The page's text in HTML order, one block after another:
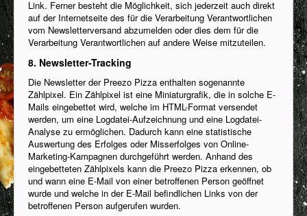
Link. Ferner besteht die Möglichkeit, sich jederzeit auch direkt
auf der Internetseite des für die Verarbeitung Verantwortlichen
vom Newsletterversand abzumelden oder dies dem für die
Verarbeitung Verantwortlichen auf andere Weise mitzuteilen.
8. Newsletter-Tracking
Die Newsletter der Preezo Pizza enthalten sogenannte
Zählpixel. Ein Zählpixel ist eine Miniaturgrafik, die in solche E-
Mails eingebettet wird, welche im HTML-Format versendet
werden, um eine Logdatei-Aufzeichnung und eine Logdatei-
Analyse zu ermöglichen. Dadurch kann eine statistische
Auswertung des Erfolges oder Misserfolges von Online-
Marketing-Kampagnen durchgeführt werden. Anhand des
eingebetteten Zählpixels kann die Preezo Pizza erkennen, ob
und wann eine E-Mail von einer betroffenen Person geöffnet
wurde und welche in der E-Mail befindlichen Links von der
betroffenen Person aufgerufen wurden.